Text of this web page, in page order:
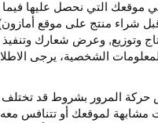
موقعك التي نحصل عليها
شراء منتج على موقع
وتوزيع, وعرض شعارك
الشخصية، يرجى
حركة المرور بشروط قد
مشابهة لموقعك أو تتنافس